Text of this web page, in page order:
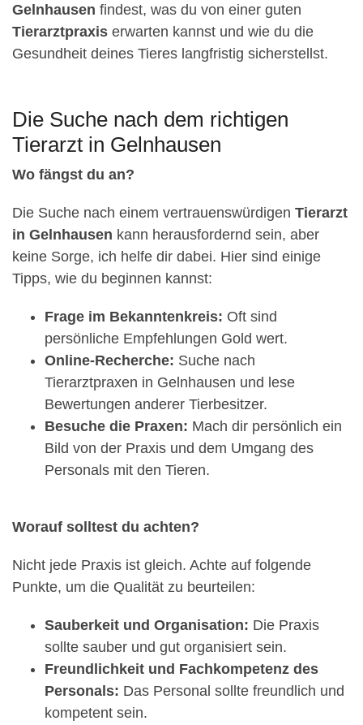
Gelnhausen findest, was du von einer guten
Tierarztpraxis erwarten kannst und wie du die
Gesundheit deines Tieres langfristig sicherstellst.
Die Suche nach dem richtigen
Tierarzt in Gelnhausen
Wo fängst du an?
Die Suche nach einem vertrauenswürdigen Tierarzt
in Gelnhausen kann herausfordernd sein, aber
keine Sorge, ich helfe dir dabei. Hier sind einige
Tipps, wie du beginnen kannst:
Frage im Bekanntenkreis: Oft sind
persönliche Empfehlungen Gold wert.
Online-Recherche: Suche nach
Tierarztpraxen in Gelnhausen und lese
Bewertungen anderer Tierbesitzer.
Besuche die Praxen: Mach dir persönlich ein
Bild von der Praxis und dem Umgang des
Personals mit den Tieren.
Worauf solltest du achten?
Nicht jede Praxis ist gleich. Achte auf folgende
Punkte, um die Qualität zu beurteilen:
Sauberkeit und Organisation: Die Praxis
sollte sauber und gut organisiert sein.
Freundlichkeit und Fachkompetenz des
Personals: Das Personal sollte freundlich und
kompetent sein.